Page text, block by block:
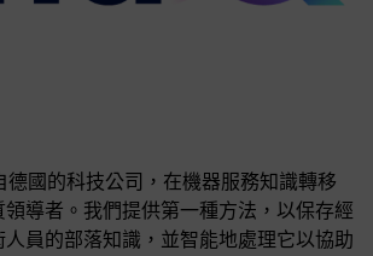
德國的科技公司，在機器服務知識轉移
導者。我們提供第一種方法，以保存經
員的部落知識，並智能地處理它以協助